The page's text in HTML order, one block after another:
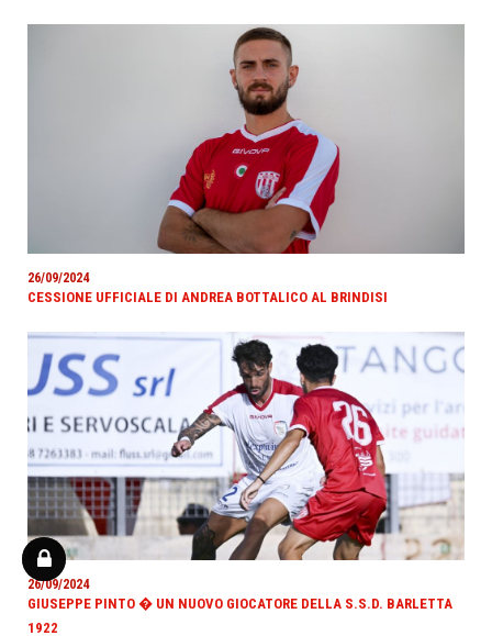
26/09/2024
CESSIONE UFFICIALE DI ANDREA BOTTALICO AL BRINDISI
26/09/2024
GIUSEPPE PINTO � UN NUOVO GIOCATORE DELLA S.S.D. BARLETTA
1922